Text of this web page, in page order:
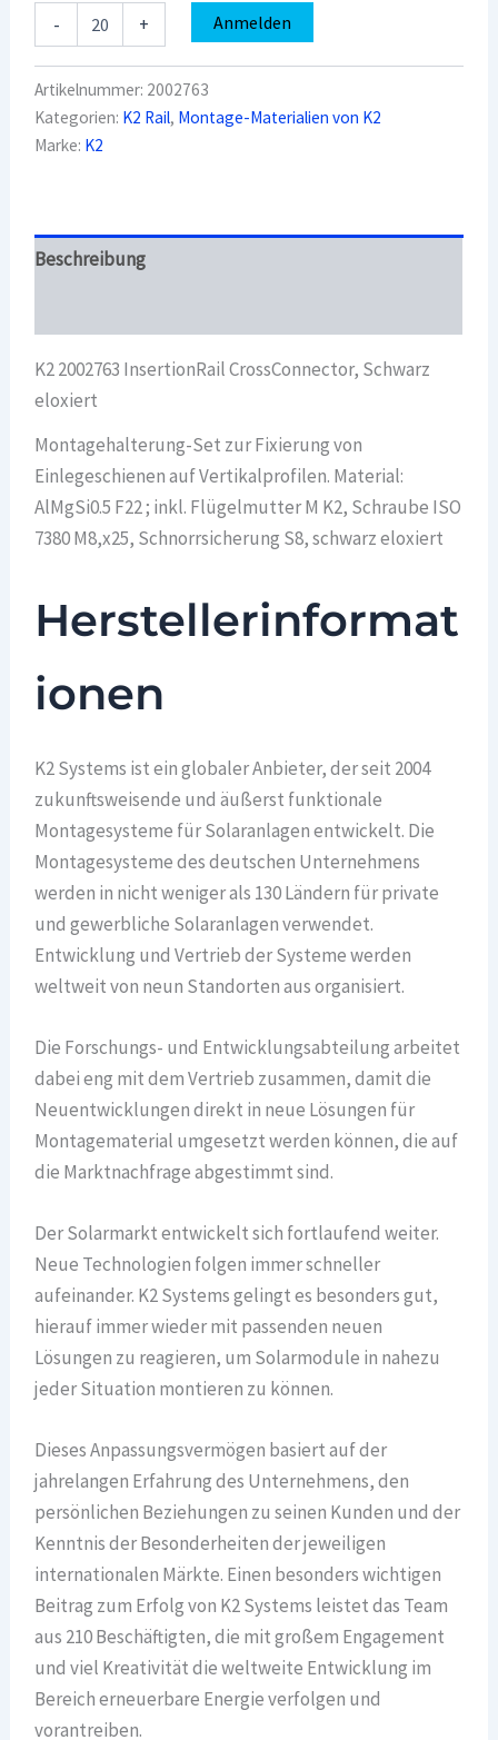
-
2002763
CrossConnector,
Schwarz
eloxiert
Menge
+ Anmelden
Artikelnummer: 2002763
Kategorien: K2 Rail, Montage-Materialien von K2
Marke: K2
Beschreibung
K2 2002763 InsertionRail CrossConnector, Schwarz
eloxiert
Montagehalterung-Set zur Fixierung von
Einlegeschienen auf Vertikalprofilen. Material:
AlMgSi0.5 F22 ; inkl. Flügelmutter M K2, Schraube ISO
7380 M8,x25, Schnorrsicherung S8, schwarz eloxiert
Herstellerinformat
ionen
K2 Systems ist ein globaler Anbieter, der seit 2004
zukunftsweisende und äußerst funktionale
Montagesysteme für Solaranlagen entwickelt. Die
Montagesysteme des deutschen Unternehmens
werden in nicht weniger als 130 Ländern für private
und gewerbliche Solaranlagen verwendet.
Entwicklung und Vertrieb der Systeme werden
weltweit von neun Standorten aus organisiert.
Die Forschungs- und Entwicklungsabteilung arbeitet
dabei eng mit dem Vertrieb zusammen, damit die
Neuentwicklungen direkt in neue Lösungen für
Montagematerial umgesetzt werden können, die auf
die Marktnachfrage abgestimmt sind.
Der Solarmarkt entwickelt sich fortlaufend weiter.
Neue Technologien folgen immer schneller
aufeinander. K2 Systems gelingt es besonders gut,
hierauf immer wieder mit passenden neuen
Lösungen zu reagieren, um Solarmodule in nahezu
jeder Situation montieren zu können.
Dieses Anpassungsvermögen basiert auf der
jahrelangen Erfahrung des Unternehmens, den
persönlichen Beziehungen zu seinen Kunden und der
Kenntnis der Besonderheiten der jeweiligen
internationalen Märkte. Einen besonders wichtigen
Beitrag zum Erfolg von K2 Systems leistet das Team
aus 210 Beschäftigten, die mit großem Engagement
und viel Kreativität die weltweite Entwicklung im
Bereich erneuerbare Energie verfolgen und
vorantreiben.